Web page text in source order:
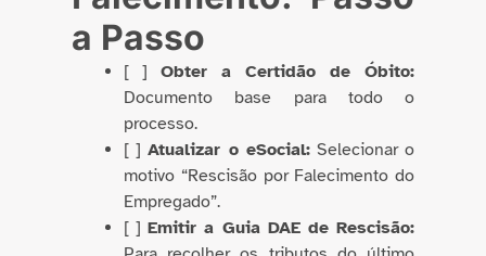
a Passo
[ ] Obter a Certidão de Óbito:
Documento base para todo o
processo.
[ ]Atualizar o eSocial:Selecionar o
motivo “Rescisão por Falecimento do
Empregado”.
[ ]Emitir a Guia DAE de Rescisão: